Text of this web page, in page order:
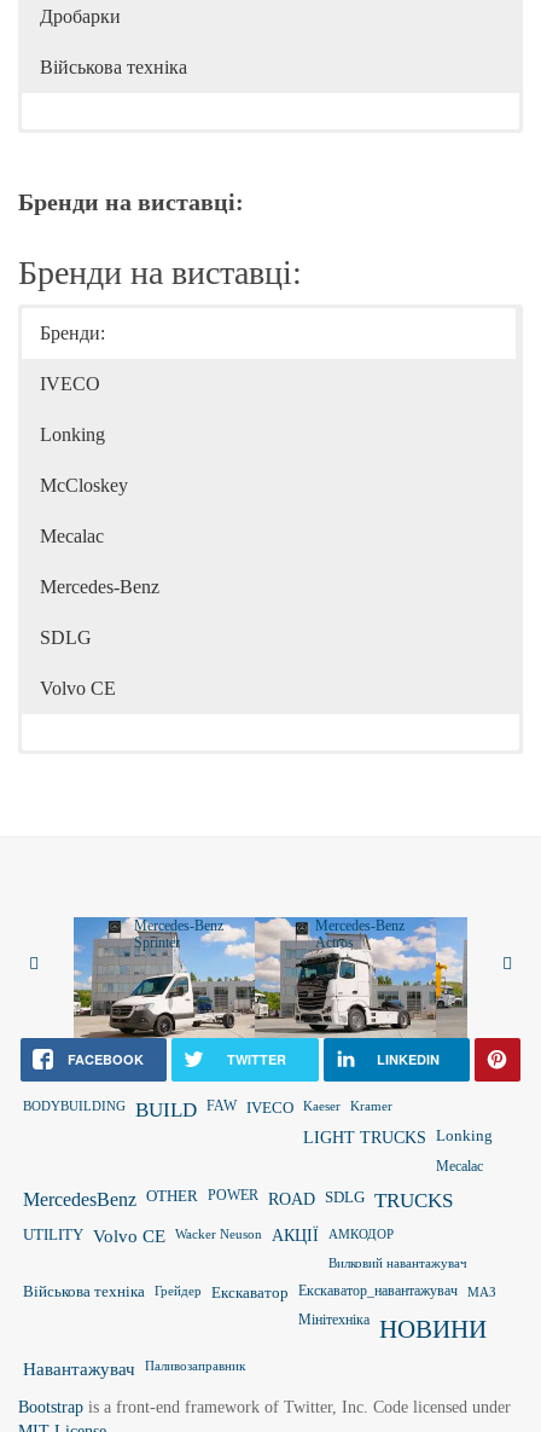
Дробарки
Військова техніка
Бренди на виставці:
Бренди на виставці:
Бренди:
IVECO
Lonking
McCloskey
Mecalac
Mercedes-Benz
SDLG
Volvo CE
Mercedes-Benz
Sprinter
Mercedes-Benz
Actros
FACEBOOK TWITTER LINKEDIN
BODYBUILDING BUILD FAW IVECO Kaeser Kramer
LIGHT TRUCKS
Lonking
Mecalac
MercedesBenz OTHER POWER ROAD SDLG TRUCKS
UTILITY Volvo CE Wacker Neuson АКЦІЇ
АМКОДОР
Вилковий навантажувач
Військова техніка Грейдер Екскаватор Екскаватор_навантажувач МАЗ
Мінітехніка НОВИНИ
Навантажувач Паливозаправник
Bootstrap is a front-end framework of Twitter, Inc. Code licensed under